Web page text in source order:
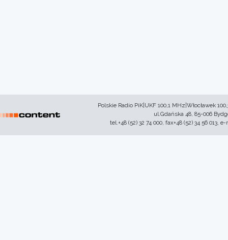
Polskie Radio PiK|UKF 100,1 MHz|Włocławek
ul.Gdańska 48, 85-006
tel.+48 (52) 32 74 000, fax+48 (52) 34 56 013,